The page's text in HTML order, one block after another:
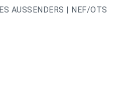
AUSSENDERS | NEF/OTS